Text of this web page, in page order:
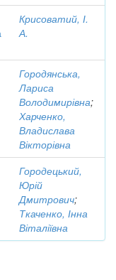
Крисоватий, І.
А.
Городянська,
Лариса
Володимирівна;
Харченко,
Владислава
Вікторівна
Городецький,
Юрій
Дмитрович;
Ткаченко, Інна
Віталіївна